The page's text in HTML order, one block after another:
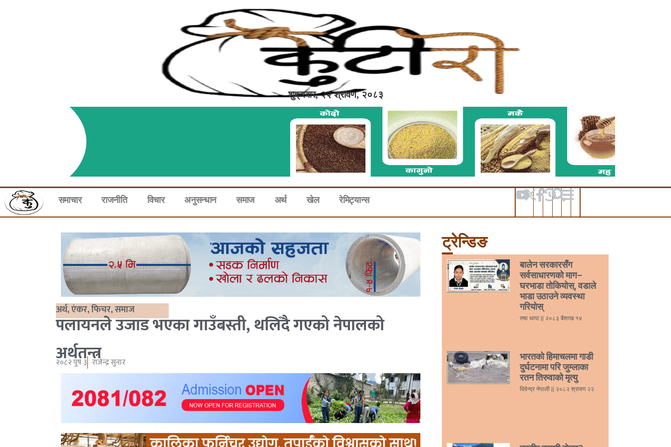
शुक्रबार, २२ श्रावण, २०८३
समाचार राजनीति विचार अनुसन्धान समाज अर्थ खेल रेमिट्यान्स
अर्थ,एंकर,फिचर,समाज
पलायनले उजाड भएका गाउँबस्ती, थलिँदै गएको नेपालको
अर्थतन्त्र
२०८२ पुष ३ राजेन्द्र सुनार
ट्रेन्डिङ
बालेन सरकारसँग
सर्वसाधारणको माग–
घरभाडा तोकियोस्, वडाले
भाडा उठाउने व्यवस्था
गरियोस्
रुषा थापा २०८३ बैशाख १४
भारतको हिमाचलमा गाडी
दुर्घटनामा परि जुम्लाका
रतन तिरुवाको मृत्यु
विवेन्द्र नेपाली २०८२ श्रावण २२